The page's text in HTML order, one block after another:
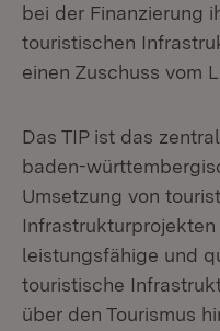
bei der Finanzierung
touristischen
einen Zuschuss vom
Das TIP ist das
baden-
Umsetzung von
leistungsfähige und
touristische
über den Tourismus